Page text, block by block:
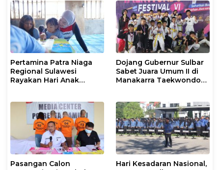
Pertamina Patra Niaga
Regional Sulawesi
Rayakan Hari Anak
Tumbuh Generasi
Penjaga Pesisir
Dojang Gubernur Sulbar
Sabet Juara Umum II di
Manakarra Taekwondo
Pasangan Calon
Hari Kesadaran Nasional,